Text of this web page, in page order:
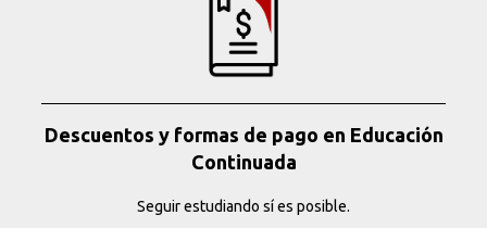
Descuentos y formas de pago en Educación
Continuada
Seguir estudiando sí es posible.